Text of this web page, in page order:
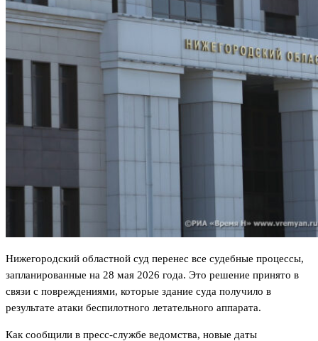
Нижегородский областной суд перенес все судебные процессы,
запланированные на 28 мая 2026 года. Это решение принято в
связи с повреждениями, которые здание суда получило в
результате атаки беспилотного летательного аппарата.
Как сообщили в пресс-службе ведомства, новые даты